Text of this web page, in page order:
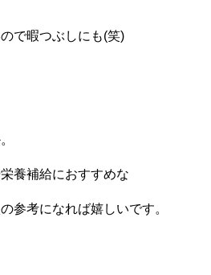
で暇つぶしにも(笑)
養補給におすすめな
参考になれば嬉しいです。